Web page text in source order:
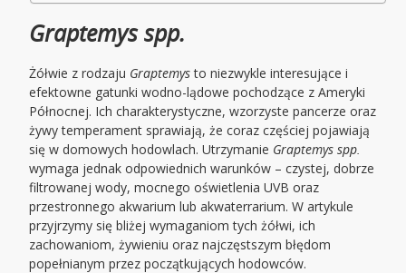
Graptemys spp.
Żółwie z rodzaju Graptemysto niezwykle interesujące i
efektowne gatunki wodno-lądowe pochodzące z Ameryki
Północnej. Ich charakterystyczne, wzorzyste pancerze oraz
żywy temperament sprawiają, że coraz częściej pojawiają
się w domowych hodowlach. Utrzymanie Graptemys spp.
wymaga jednak odpowiednich warunków – czystej, dobrze
filtrowanej wody, mocnego oświetlenia UVB oraz
przestronnego akwarium lub akwaterrarium. W artykule
przyjrzymy się bliżej wymaganiom tych żółwi, ich
zachowaniom, żywieniu oraz najczęstszym błędom
popełnianym przez początkujących hodowców.